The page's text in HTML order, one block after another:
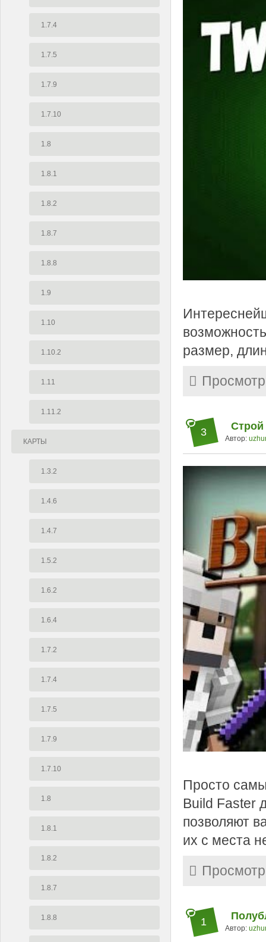
1.7.4
1.7.5
1.7.9
1.7.10
1.8
1.8.1
1.8.2
1.8.7
1.8.8
1.9
1.10
1.10.2
1.11
1.11.2
КАРТЫ
1.3.2
1.4.6
1.4.7
1.5.2
1.6.2
1.6.4
1.7.2
1.7.4
1.7.5
1.7.9
1.7.10
1.8
1.8.1
1.8.2
1.8.7
1.8.8
размер,
3 Строй
Автор:
Просто
Build Faster
позволяют
их с места
1
Автор: